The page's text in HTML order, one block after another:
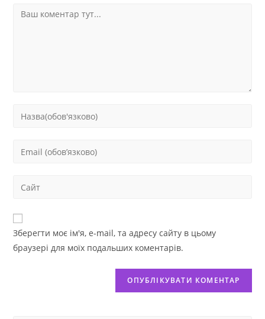
Зберегти моє ім'я, e-mail, та адресу сайту в цьому
браузері для моїх подальших коментарів.